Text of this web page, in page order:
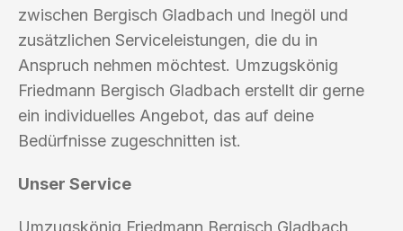
zwischen Bergisch Gladbach und Inegöl und
zusätzlichen Serviceleistungen, die du in
Anspruch nehmen möchtest. Umzugskönig
Friedmann Bergisch Gladbach erstellt dir gerne
ein individuelles Angebot, das auf deine
Bedürfnisse zugeschnitten ist.
Unser Service
Umzugskönig Friedmann Bergisch Gladbach